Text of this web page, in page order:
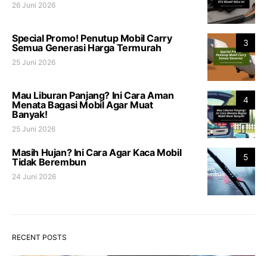
26 Juni 2026
3
Special Promo! Penutup Mobil Carry
Semua Generasi Harga Termurah
25 Juni 2026
4
Mau Liburan Panjang? Ini Cara Aman
Menata Bagasi Mobil Agar Muat
Banyak!
25 Juni 2026
5
Masih Hujan? Ini Cara Agar Kaca Mobil
Tidak Berembun
24 Juni 2026
RECENT POSTS